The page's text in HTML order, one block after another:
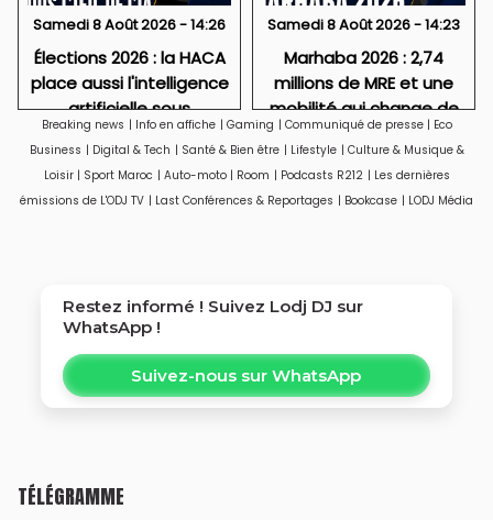
Samedi 8 Août 2026 - 14:26
Élections 2026 : la HACA
place aussi l'intelligence
artificielle sous
surveillance
Samedi 8 Août 2026 - 14:23
Marhaba 2026 : 2,74
millions de MRE et une
mobilité qui change de
visage
Breaking news | Info en affiche | Gaming | Communiqué de presse | Eco
Business | Digital & Tech | Santé & Bien être | Lifestyle | Culture & Musique &
Loisir | Sport Maroc | Auto-moto | Room | Podcasts R212 | Les dernières
émissions de L'ODJ TV | Last Conférences & Reportages | Bookcase | LODJ Média
Restez informé ! Suivez Lodj DJ sur
WhatsApp !
Suivez-nous sur WhatsApp
TÉLÉGRAMME